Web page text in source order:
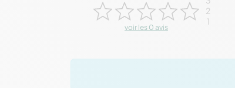
voir les 0 avis
2
1